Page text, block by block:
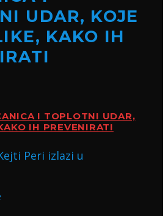
UDAR, KOJE
KAKO IH
I TOPLOTNI UDAR,
IH PREVENIRATI